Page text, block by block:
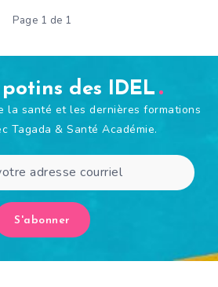
Page 1 de 1
potins des IDEL
la santé et les dernières formations
Tagada & Santé Académie.
S'abonner